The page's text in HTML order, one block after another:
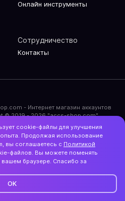
Онлайн инструменты
Сотрудничество
Контакты
- Интернет магазин аккаунтов
© 2019 - 2026 "accs-shop.com"
файлов
cookie-файлы для улучшения
Продолжая использование
вы соглашаетесь с Политикой
файлов. Вы можете поменять
браузере. Спасибо за
OK